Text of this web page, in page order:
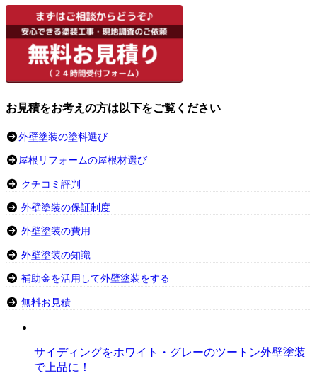
お見積をお考えの方は以下をご覧ください
外壁塗装の塗料選び
屋根リフォームの屋根材選び
クチコミ評判
外壁塗装の保証制度
外壁塗装の費用
外壁塗装の知識
補助金を活用して外壁塗装をする
無料お見積
サイディングをホワイト・グレーのツートン外壁塗装
で上品に！